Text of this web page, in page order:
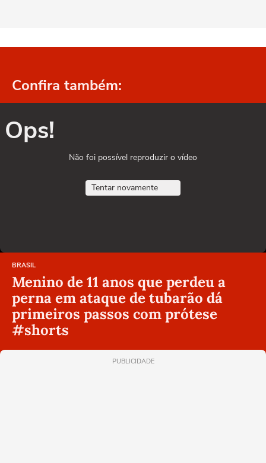
Confira também:
Ops!
Não foi possível reproduzir o vídeo
Tentar novamente
BRASIL
Menino de 11 anos que perdeu a
perna em ataque de tubarão dá
primeiros passos com prótese
#shorts
PUBLICIDADE